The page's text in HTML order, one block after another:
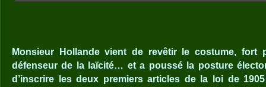
Monsieur Hollande vient de revêtir le costume, fort
défenseur de la laïcité… et a poussé la posture
d’inscrire les deux premiers articles de la loi de